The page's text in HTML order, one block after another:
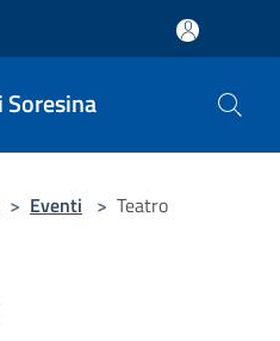
Soresina
> Eventi > Teatro